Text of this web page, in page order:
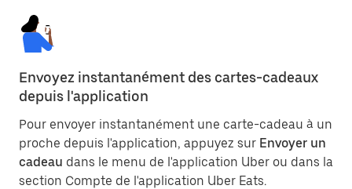
Envoyez instantanément des cartes-cadeaux
depuis l'application
Pour envoyer instantanément une carte-cadeau à un
proche depuis l'application, appuyez sur Envoyer un
cadeau dans le menu de l'application Uber ou dans la
section Compte de l'application Uber Eats.